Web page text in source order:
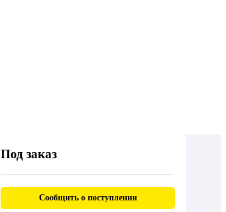
Под заказ
Сообщить о поступлении